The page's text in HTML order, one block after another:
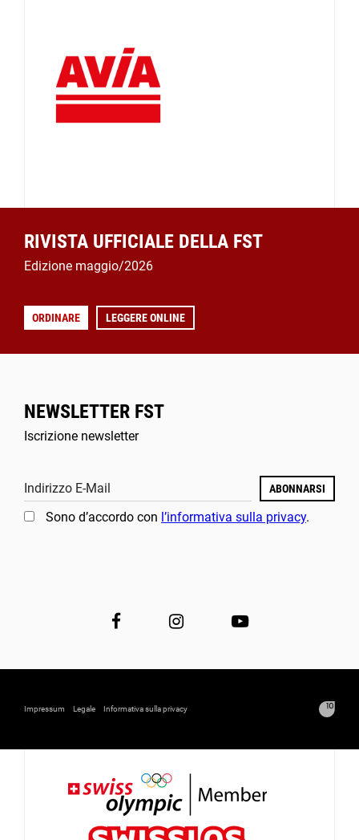
RIVISTA UFFICIALE DELLA FST
Edizione maggio/2026
ORDINARE LEGGERE ONLINE
NEWSLETTER FST
Iscrizione newsletter
Indirizzo E-Mail ABONNARSI
Sono d’accordo con l’informativa sulla privacy.
Impressum Legale Informativa sulla privacy